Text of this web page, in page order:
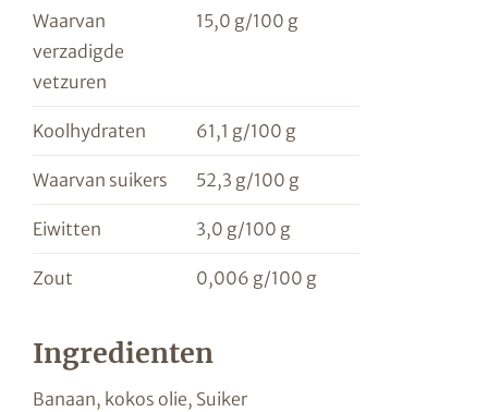
Waarvan
verzadigde
vetzuren
15,0 g/100 g
Koolhydraten 61,1 g/100 g
Waarvan suikers 52,3 g/100 g
Eiwitten 3,0 g/100 g
Zout 0,006 g/100 g
Ingredienten
Banaan, kokos olie, Suiker